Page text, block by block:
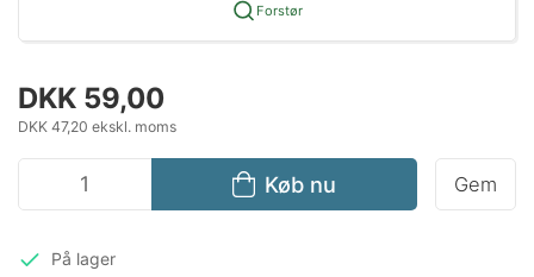
Forstør
DKK 59,00
DKK 47,20 ekskl. moms
Køb nu Gem
På lager